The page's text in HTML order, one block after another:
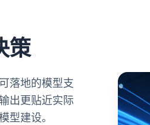
策
落地的模型支
出更贴近实际
型建设。